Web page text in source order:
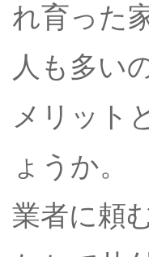
れ育った
人も多い
メリット
ょうか。
業者に頼